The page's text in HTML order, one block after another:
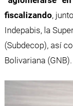
fiscalizando,
Indepabis, la
(Subdecop), así
Bolivariana (GNB).